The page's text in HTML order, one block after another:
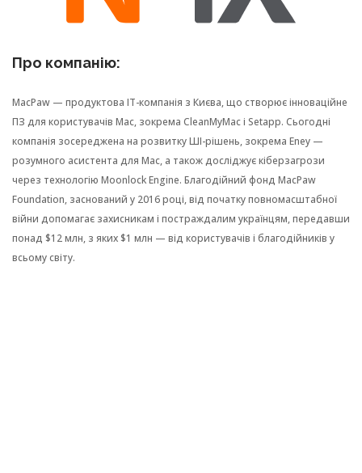
Про компанію:
MacPaw — продуктова IT-компанія з Києва, що створює інноваційне
ПЗ для користувачів Mac, зокрема CleanMyMac і Setapp. Сьогодні
компанія зосереджена на розвитку ШІ-рішень, зокрема Eney —
розумного асистента для Mac, а також досліджує кіберзагрози
через технологію Moonlock Engine. Благодійний фонд MacPaw
Foundation, заснований у 2016 році, від початку повномасштабної
війни допомагає захисникам і постраждалим українцям, передавши
понад $12 млн, з яких $1 млн — від користувачів і благодійників у
всьому світу.